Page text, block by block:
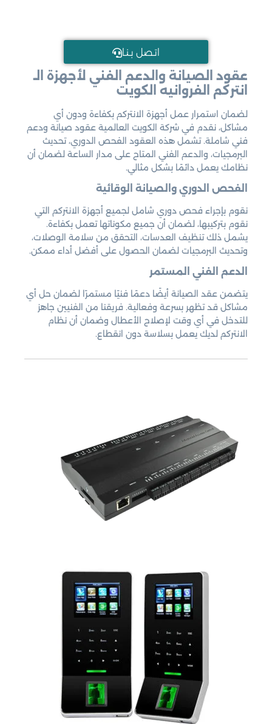
اتـصل بـنـا
عقود الصيانة والدعم الفني لأجهزة الـ
انتركم الفروانيه الكويت
لضمان استمرار عمل أجهزة الانتركم بكفاءة ودون أي
مشاكل، نقدم في شركة الكويت العالمية عقود صيانة ودعم
فني شاملة. تشمل هذه العقود الفحص الدوري، تحديث
البرمجيات، والدعم الفني المتاح على مدار الساعة لضمان أن
نظامك يعمل دائمًا بشكل مثالي.
الفحص الدوري والصيانة الوقائية
نقوم بإجراء فحص دوري شامل لجميع أجهزة الانتركم التي
نقوم بتركيبها، لضمان أن جميع مكوناتها تعمل بكفاءة.
يشمل ذلك تنظيف العدسات، التحقق من سلامة الوصلات،
وتحديث البرمجيات لضمان الحصول على أفضل أداء ممكن.
الدعم الفني المستمر
يتضمن عقد الصيانة أيضًا دعمًا فنيًا مستمرًا لضمان حل أي
مشاكل قد تظهر بسرعة وفعالية. فريقنا من الفنيين جاهز
للتدخل في أي وقت لإصلاح الأعطال وضمان أن نظام
الانتركم لديك يعمل بسلاسة دون انقطاع.